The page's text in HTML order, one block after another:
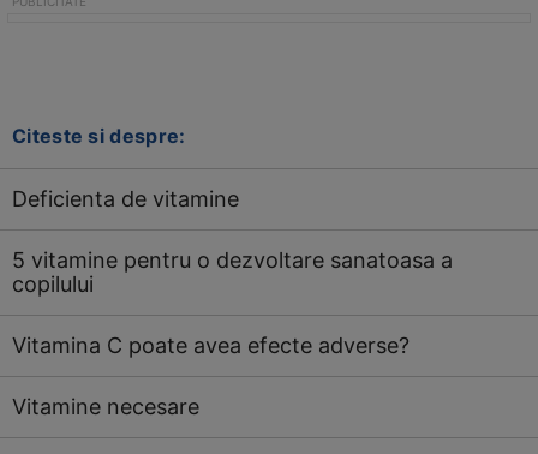
Citeste si despre:
Deficienta de vitamine
5 vitamine pentru o dezvoltare sanatoasa a
copilului
Vitamina C poate avea efecte adverse?
Vitamine necesare